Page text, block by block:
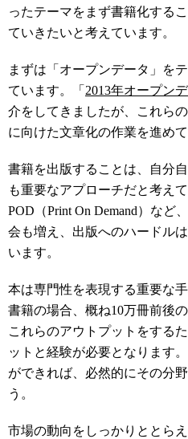
ったテーマをまず書籍化する
ていきたいと考えています。
まずは「オープンデータ」を
ています。「 2013年オープン
介をしてきましたが、これら
に向けた文章化の作業を進め
書籍を出版することは、自分
も重要なアプローチだと考え
POD（Print On Demand）など
会も増え、出版へのハードル
います。
本は専門性を表現する重要な
書籍の場合、概ね10万冊前後
これらのアウトプットをする
ットと経験が必要となります
ができれば、必然的にその分
う。
市場の動向をしっかりととら